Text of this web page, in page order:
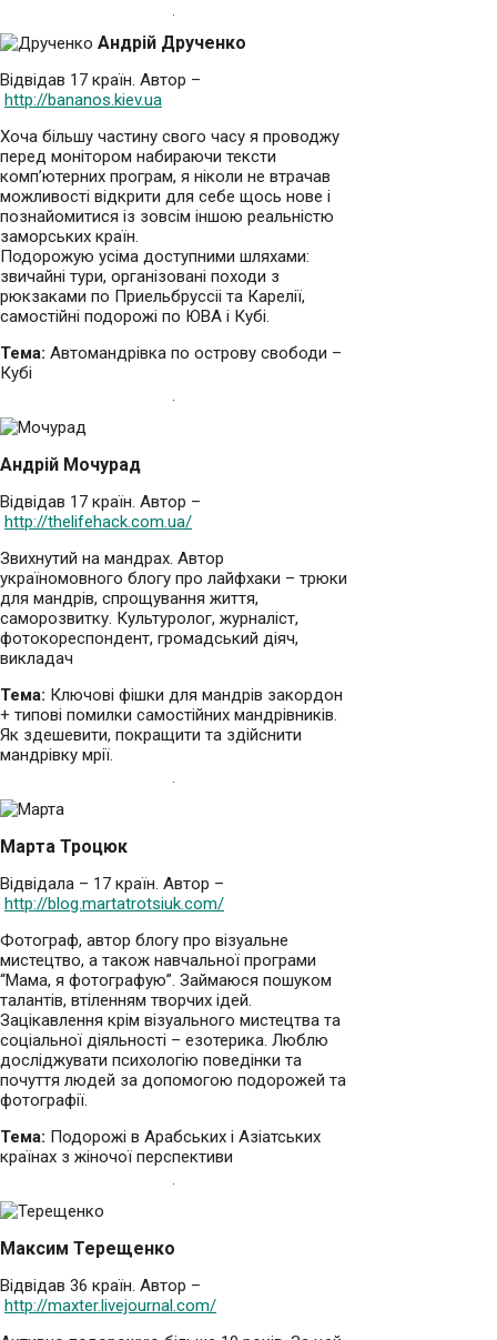
Андрій Друченко
Відвідав 17 країн. Автор –
http://bananos.kiev.ua
Хоча більшу частину свого часу я проводжу
перед монітором набираючи тексти
комп’ютерних програм, я ніколи не втрачав
можливості відкрити для себе щось нове і
познайомитися із зовсім іншою реальністю
заморських країн.
Подорожую усiма доступними шляхами:
звичайні тури, організовані походи з
рюкзаками по Приельбруссіі та Карелії,
самостійні подорожі по ЮВА і Кубі.
Тема: Автомандрівка по острову свободи –
Кубі
Андрій Мочурад
Відвідав 17 країн. Автор –
http://thelifehack.com.ua/
Звихнутий на мандрах. Автор
україномовного блогу про лайфхаки – трюки
для мандрів, спрощування життя,
саморозвитку. Культуролог, журналіст,
фотокореспондент, громадський діяч,
викладач
Тема: Ключові фішки для мандрів закордон
+ типові помилки самостійних мандрівників.
Як здешевити, покращити та здійснити
мандрівку мрії.
Марта Троцюк
Відвідала – 17 країн. Автор –
http://blog.martatrotsiuk.com/
Фотограф, автор блогу про візуальне
мистецтво, а також навчальної програми
“Мама, я фотографую”. Займаюся пошуком
талантів, втіленням творчих ідей.
Зацікавлення крім візуального мистецтва та
соціальної діяльності – езотерика. Люблю
досліджувати психологію поведінки та
почуття людей за допомогою подорожей та
фотографії.
Тема: Подорожі в Арабських і Азіатських
країнах з жіночої перспективи
Максим Терещенко
Відвідав 36 країн. Автор –
http://maxter.livejournal.com/